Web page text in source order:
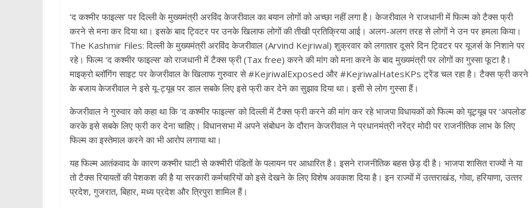
‘द कश्‍मीर फाइल्‍स’ पर दिल्‍ली के मुख्यमंत्री अरविंद केजरीवाल का बयान लोगों को अच्‍छा नहीं लगा है। केजरीवाल ने राजधानी में फिल्‍म को टैक्‍स फ्री
करने से मना कर दिया था। इसके बाद ट्विटर पर उनके खिलाफ लोगों की तीखी प्रतिक्रिया आई। अलग-अलग तरह से लोगों ने उन पर हमला किया।
The Kashmir Files: दिल्‍ली के मुख्यमंत्री अरविंद केजरीवाल (Arvind Kejriwal) शुक्रवार को लगातार दूसरे दिन ट्विटर पर यूजर्स के निशाने पर
रहे। फिल्‍म ‘द कश्‍मीर फाइल्‍स’ को राजधानी में टैक्‍स फ्री (Tax free) करने की मांग को मना करने के बाद मुख्यमंत्री पर लोगों का गुस्‍सा फूटा है।
माइक्रो ब्‍लॉगिंग साइट पर केजरीवाल के खिलाफ गुरुवार से #KejriwalExposed और #KejriwalHatesKPs ट्रेंड चल रहा है। टैक्‍स फ्री करने
के बजाय केजरीवाल ने इसे यू-ट्यूब पर डाल सबके लिए इसे फ्री कर देने का सुझाव दिया था। इसी से लोग गुस्‍सा हैं।
केजरीवाल ने गुरुवार को कहा था कि ‘द कश्मीर फाइल्स’ को दिल्ली में टैक्स फ्री करने की मांग कर रहे भाजपा विधायकों को फिल्म को यूट्यूब पर ‘अपलोड’
करके इसे सबके लिए फ्री कर देना चाहिए। विधानसभा में अपने संबोधन के दौरान केजरीवाल ने प्रधानमंत्री नरेंद्र मोदी पर राजनीतिक लाभ के लिए
फिल्म का इस्तेमाल करने का भी आरोप लगाया था।
यह फिल्‍म आतंकवाद के कारण कश्मीर घाटी से कश्मीरी पंडितों के पलायन पर आधारित है। इसने राजनीतिक बहस छेड़ दी है। भाजपा शासित राज्यों ने या
तो टैक्‍स रियायतों की पेशकश की है या सरकारी कर्मचारियों को इसे देखने के लिए विशेष अवकाश दिया है। इन राज्‍यों में उत्‍तराखंड, गोवा, हरियाणा, उत्‍तर
प्रदेश, गुजरात, बिहार, मध्‍य प्रदेश और त्रिपुरा शामिल हैं।